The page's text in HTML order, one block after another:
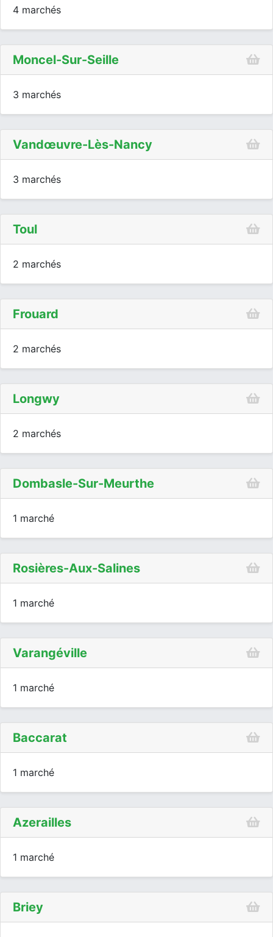
4 marchés
Moncel-Sur-Seille
3 marchés
Vandœuvre-Lès-Nancy
3 marchés
Toul
2 marchés
Frouard
2 marchés
Longwy
2 marchés
Dombasle-Sur-Meurthe
1 marché
Rosières-Aux-Salines
1 marché
Varangéville
1 marché
Baccarat
1 marché
Azerailles
1 marché
Briey